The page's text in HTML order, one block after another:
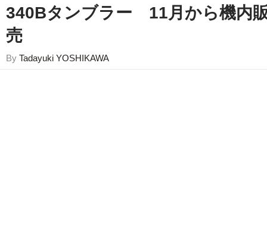
340Bタンブラー 11月から機内
売
By Tadayuki YOSHIKAWA